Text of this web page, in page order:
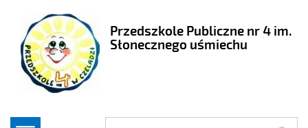
Przedszkole Publiczne nr 4 im.
Słonecznego uśmiechu